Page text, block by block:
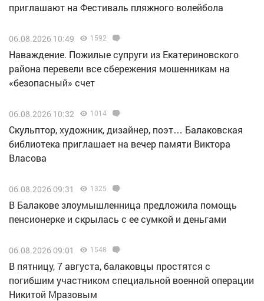
приглашают на Фестиваль пляжного волейбола
06.08.2026 10:49 1592
Наваждение. Пожилые супруги из Екатериновского
района перевели все сбережения мошенникам на
«безопасный» счет
06.08.2026 10:32 1014
Скульптор, художник, дизайнер, поэт… Балаковская
библиотека приглашает на вечер памяти Виктора
Власова
06.08.2026 09:31 1325
В Балакове злоумышленница предложила помощь
пенсионерке и скрылась с ее сумкой и деньгами
06.08.2026 09:01 1548
В пятницу, 7 августа, балаковцы простятся с
погибшим участником специальной военной операции
Никитой Мразовым